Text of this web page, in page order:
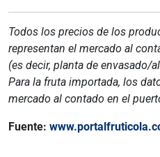
Todos los precios de los
representan el mercado al
(es decir, planta de envasado/
Para la fruta importada, los
mercado al contado en el
Fuente: